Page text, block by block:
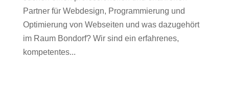
Partner für Webdesign, Programmierung und
Optimierung von Webseiten und was dazugehört
im Raum Bondorf? Wir sind ein erfahrenes,
kompetentes...